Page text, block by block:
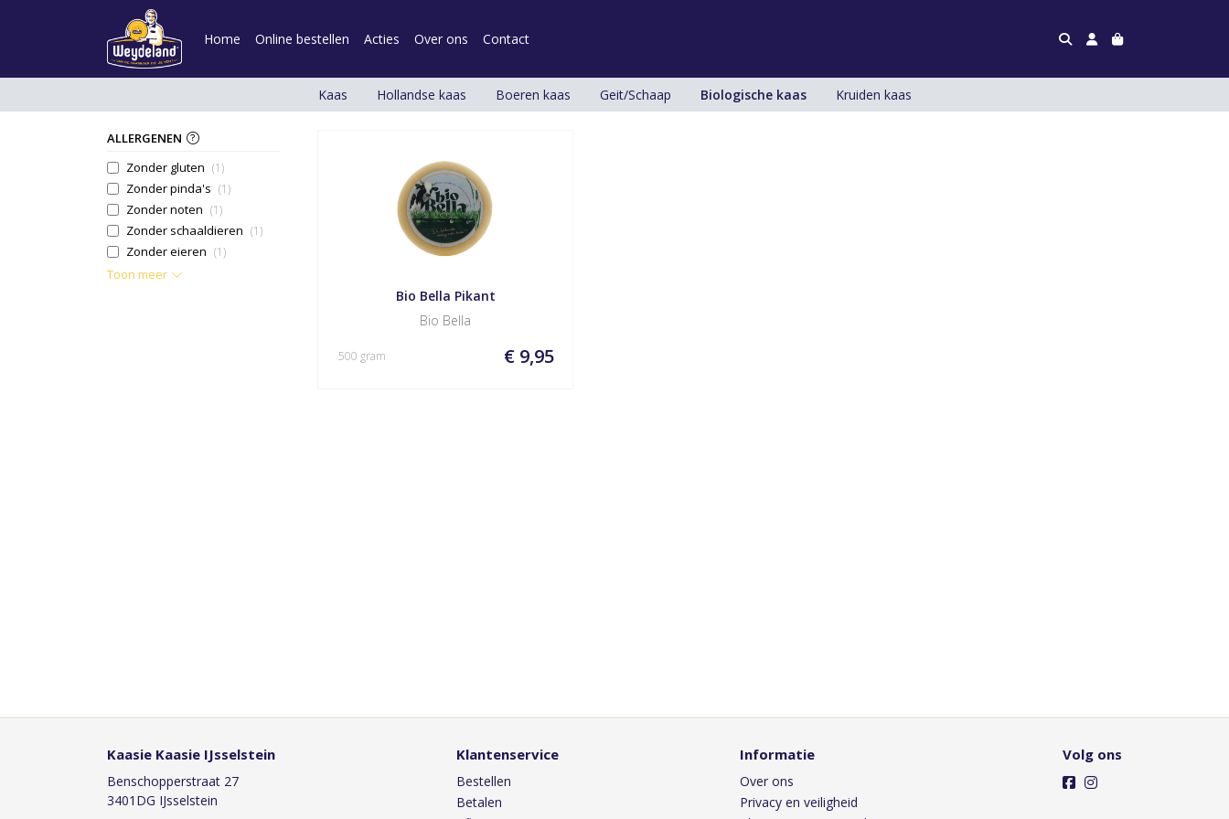
Home Online bestellen Acties Over ons Contact
Kaas Hollandse kaas Boeren kaas Geit/Schaap Biologische kaas Kruiden kaas
ALLERGENEN
Zonder gluten (1)
Zonder pinda's (1)
Zonder noten (1)
Zonder schaaldieren (1)
Zonder eieren (1)
Toon meer
Bio Bella Pikant
Bio Bella
€ 9,95
500 gram
Kaasie Kaasie IJsselstein
Benschopperstraat 27
3401DG IJsselstein
Klantenservice
Bestellen
Betalen
Informatie
Over ons
Privacy en veiligheid
Volg ons